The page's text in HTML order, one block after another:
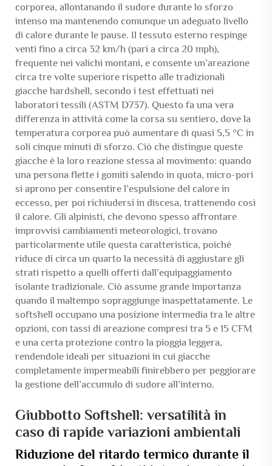
corporea, allontanando il sudore durante lo sforzo
intenso ma mantenendo comunque un adeguato livello
di calore durante le pause. Il tessuto esterno respinge
venti fino a circa 32 km/h (pari a circa 20 mph),
frequente nei valichi montani, e consente un’areazione
circa tre volte superiore rispetto alle tradizionali
giacche hardshell, secondo i test effettuati nei
laboratori tessili (ASTM D737). Questo fa una vera
differenza in attività come la corsa su sentiero, dove la
temperatura corporea può aumentare di quasi 5,5 °C in
soli cinque minuti di sforzo. Ciò che distingue queste
giacche è la loro reazione stessa al movimento: quando
una persona flette i gomiti salendo in quota, micro-pori
si aprono per consentire l’espulsione del calore in
eccesso, per poi richiudersi in discesa, trattenendo così
il calore. Gli alpinisti, che devono spesso affrontare
improvvisi cambiamenti meteorologici, trovano
particolarmente utile questa caratteristica, poiché
riduce di circa un quarto la necessità di aggiustare gli
strati rispetto a quelli offerti dall’equipaggiamento
isolante tradizionale. Ciò assume grande importanza
quando il maltempo sopraggiunge inaspettatamente. Le
softshell occupano una posizione intermedia tra le altre
opzioni, con tassi di areazione compresi tra 5 e 15 CFM
e una certa protezione contro la pioggia leggera,
rendendole ideali per situazioni in cui giacche
completamente impermeabili finirebbero per peggiorare
la gestione dell’accumulo di sudore all’interno.
Giubbotto Softshell: versatilità in
caso di rapide variazioni ambientali
Riduzione del ritardo termico durante il